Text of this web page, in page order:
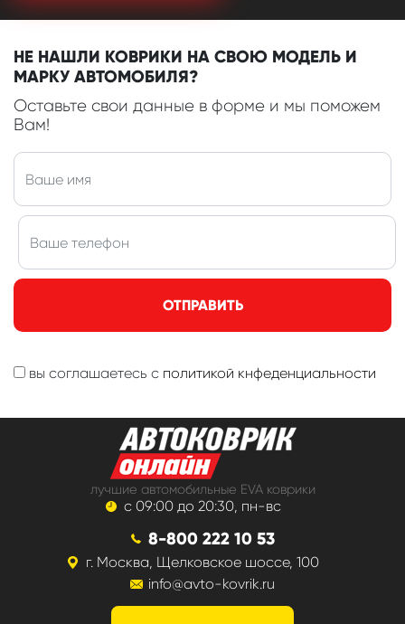
НЕ НАШЛИ КОВРИКИ НА СВОЮ МОДЕЛЬ И
МАРКУ АВТОМОБИЛЯ?
Оставьте свои данные в форме и мы поможем
Вам!
ОТПРАВИТЬ
вы соглашаетесь с политикой кнфеденциальности
лучшие автомобильные EVA коврики
с 09:00 до 20:30, пн-вс
8-800 222 10 53
г. Москва, Щелковское шоссе, 100
info@avto-kovrik.ru